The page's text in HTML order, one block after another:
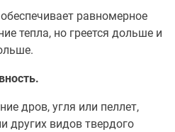
равномерное
тепла, но греется дольше и
дров, угля или пеллет,
других видов твердого